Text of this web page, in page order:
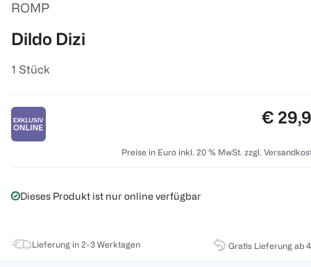
ROMP
Dildo Dizi
1 Stück
Preis:
€
Preise in Euro inkl. 20 % MwSt. zzgl.
Dieses Produkt ist nur online verfügbar
Lieferung in 2-3 Werktagen Gratis Lieferung ab